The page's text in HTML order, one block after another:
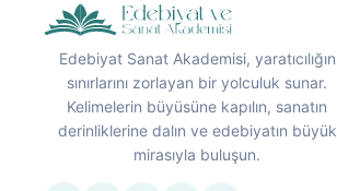
Edebiyat Sanat Akademisi, yaratıcılığın
sınırlarını zorlayan bir yolculuk sunar.
Kelimelerin büyüsüne kapılın, sanatın
derinliklerine dalın ve edebiyatın büyük
mirasıyla buluşun.